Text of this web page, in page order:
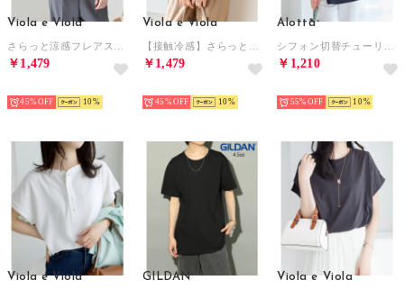
Viola e Viola
￥1,479
45% 10
Viola e Viola
￥1,479
45% 10
Alotta
￥1,210
55% 10
Viola e Viola GILDAN Viola e Viola